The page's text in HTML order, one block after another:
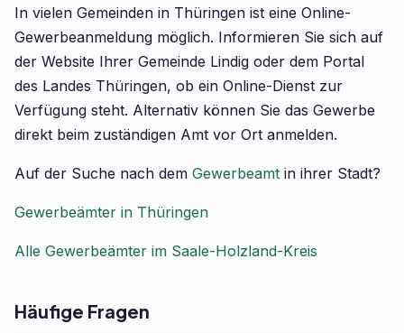
In vielen Gemeinden in Thüringen ist eine Online-
Gewerbeanmeldung möglich. Informieren Sie sich auf
der Website Ihrer Gemeinde Lindig oder dem Portal
des Landes Thüringen, ob ein Online-Dienst zur
Verfügung steht. Alternativ können Sie das Gewerbe
direkt beim zuständigen Amt vor Ort anmelden.
Auf der Suche nach dem Gewerbeamt in ihrer Stadt?
Gewerbeämter in Thüringen
Alle Gewerbeämter im Saale-Holzland-Kreis
Häufige Fragen